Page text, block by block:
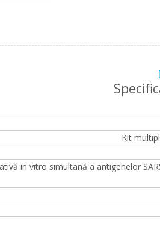
Kit
in vitro simultană a antigenelor